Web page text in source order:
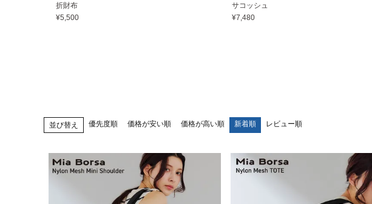
折財布
¥5,500
サコッシュ
¥7,480
並び替え 優先度順 価格が安い順 価格が高い順 新着順 レビュー順